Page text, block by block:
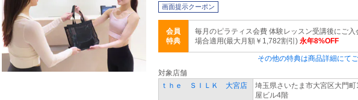
画面提示クーポン
会員
特典
毎月のピラティス会費 体験レッスン受講後にご入
場合適用(最大月額￥1,782割引) 永年8%OFF
その他の特典は商品詳細にて
対象店舗
ｔｈｅ ＳＩＬＫ 大宮店
埼玉県さいたま市大宮区大門
屋ビル4階